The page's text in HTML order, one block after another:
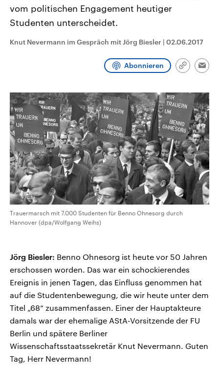
Umfragen, Prognosen,
Wahlprogramme, aktuelle Berichte
und Hintergründe zu den Parteien
Wahl.
Sendungen Programm
vom politischen Engagement heutiger
Studenten unterscheidet.
Knut Nevermann im Gespräch mit Jörg Biesler | 02.06.2017
Abonnieren
Link
Trauermarsch mit 7.000 Studenten für Benno Ohnesorg durch
Hannover (dpa/Wolfgang Weihs)
Jörg Biesler: Benno Ohnesorg ist heute vor 50 Jahren
erschossen worden. Das war ein schockierendes
Ereignis in jenen Tagen, das Einfluss genommen hat
auf die Studentenbewegung, die wir heute unter dem
Titel „68“ zusammenfassen. Einer der Hauptakteure
damals war der ehemalige AStA-Vorsitzende der FU
Berlin und spätere Berliner
Wissenschaftsstaatssekretär Knut Nevermann. Guten
Tag, Herr Nevermann!